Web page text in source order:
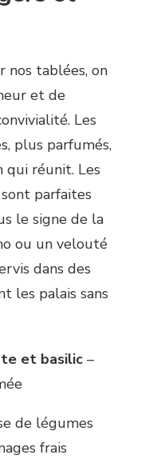
nos tablées, on
et de
Les
plus parfumés,
qui réunit. Les
parfaites
le signe de la
ou un velouté
dans des
les palais sans
et basilic –
de légumes
frais